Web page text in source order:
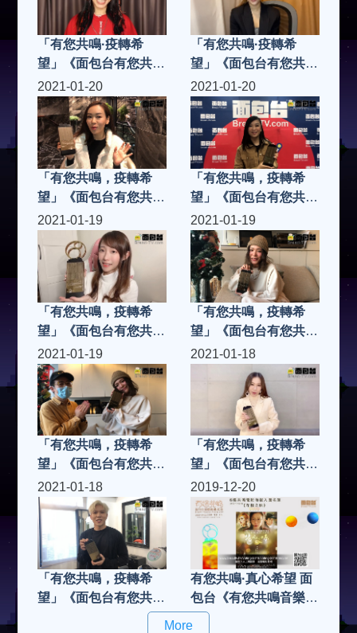
「有您共鳴·疫轉希
望」《面包台有您共鳴
奬2020》「共鳴金
曲」J.Arie雷深如 -
《雙面哈菲》
「有您共鳴·疫轉希
望」《面包台有您共鳴
奬2020》「共鳴金
曲」何雁詩 -《致有夢
想的人》
2021-01-20
「有您共鳴，疫轉希
望」《面包台有您共鳴
奬2020》「共鳴樂壇
新人」楊思琦
2021-01-20
「有您共鳴，疫轉希
望」《面包台有您共鳴
奬2020》「共鳴樂壇
新人」張若希
2021-01-19
「有您共鳴，疫轉希
望」《面包台有您共鳴
奬2020》「共鳴樂壇
新人」蔥蔥
ChungChung
2021-01-19
「有您共鳴，疫轉希
望」《面包台有您共鳴
奬2020》「共鳴樂壇
新人」唐浩嘉Kiko
2021-01-19
「有您共鳴，疫轉希
望」《面包台有您共鳴
奬2020》「共鳴樂壇
新人」唐浩嘉Kiko，
由本台主持人LeonLai
里安拉親自將獎項頒發
給Kiko....
2021-01-18
「有您共鳴，疫轉希
望」《面包台有您共鳴
奬2020》「共鳴樂壇
新人」侯慧寧
2021-01-18
「有您共鳴，疫轉希
望」《面包台有您共鳴
奬2020》「共鳴樂壇
2019-12-20
有您共鳴·真心希望 面
包台《有您共鳴音樂，
電影，網絡KOL獎
More